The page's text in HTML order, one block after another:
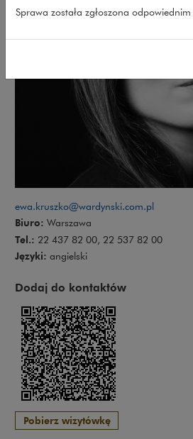
ewa.kruszko@wardynski.com.pl
Biuro: Warszawa
Tel.: 22 437 82 00, 22 537 82 00
Języki: angielski
Dodaj do kontaktów
Pobierz wizytówkę
Sprawa została zgłoszona